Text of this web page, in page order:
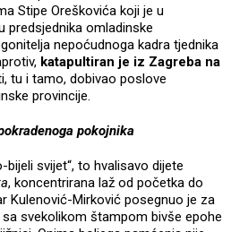
Stipe Oreškovića koji je u
predsjednika omladinske
nepoćudnoga kadra tjednika
katapultiran je iz Zagreba na
tu i tamo, dobivao poslove
provincije.
pokojnika
bijeli svijet“, to hvalisavo dijete
, koncentrirana laž od početka do
Kulenović-Mirković posegnuo je za
svekolikom štampom bivše epohe